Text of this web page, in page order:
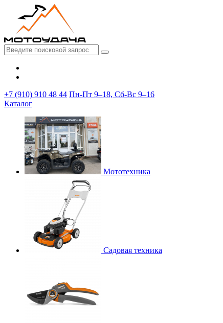
+7 (910) 910 48 44 Пн-Пт 9–18, Сб-Вс 9–16
Каталог
Мототехника
Садовая техника